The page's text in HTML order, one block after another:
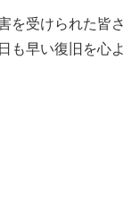
を受けられた皆さ
も早い復旧を心よ